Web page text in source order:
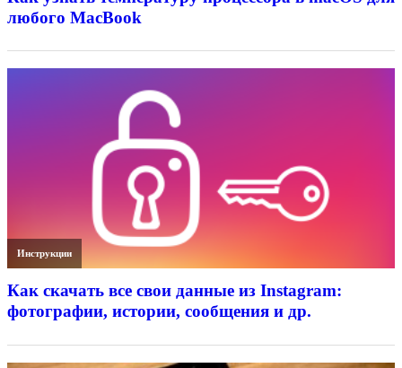
любого MacBook
Инструкции
Как скачать все свои данные из Instagram:
фотографии, истории, сообщения и др.